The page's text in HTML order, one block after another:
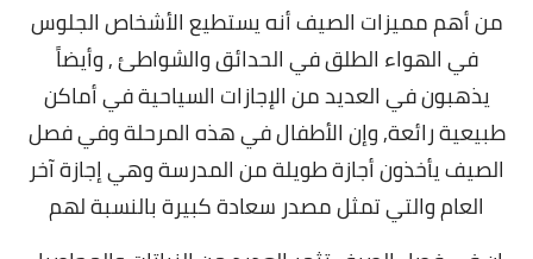
من أهم مميزات الصيف أنه يستطيع الأشخاص الجلوس
في الهواء الطلق في الحدائق والشواطئ , وأيضاً
يذهبون في العديد من الإجازات السياحية في أماكن
طبيعية رائعة, وإن الأطفال في هذه المرحلة وفي فصل
الصيف يأخذون أجازة طويلة من المدرسة وهي إجازة آخر
العام والتي تمثل مصدر سعادة كبيرة بالنسبة لهم